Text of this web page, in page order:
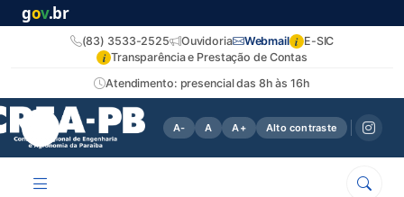
gov.br
Atendimento: presencial das 8h às 16h
(83) 3533-2525 Ouvidoria Webmail i E-SIC
i Transparência e Prestação de Contas
A- A A+ Alto contraste